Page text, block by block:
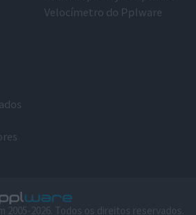
Velocímetro do Pplware
2026. Todos os direitos reservados.